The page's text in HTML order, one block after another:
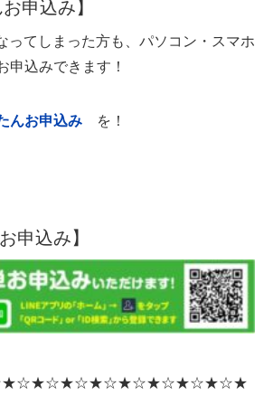
申込み】
ってしまった方も、パソコン・スマホ
申込みできます！
んお申込み を！
申込み】